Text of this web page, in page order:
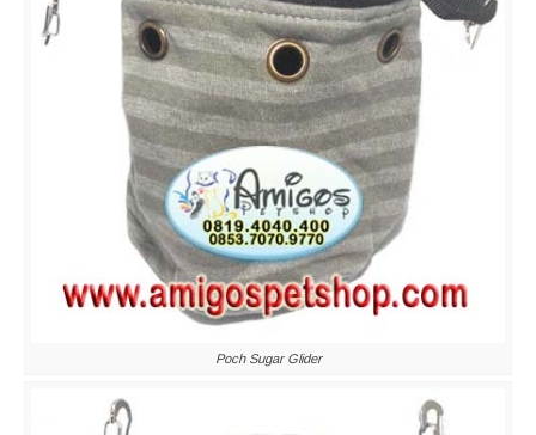
Poch Sugar Glider